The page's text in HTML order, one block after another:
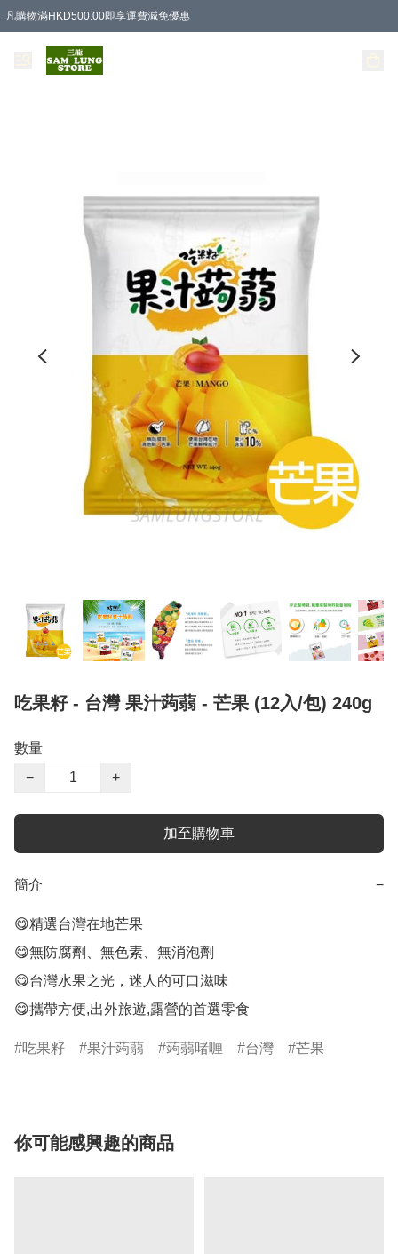
凡購物滿HKD500.00即享運費減免優惠
吃果籽 - 台灣 果汁蒟蒻 - 芒果 (12入/包) 240g
數量
−
+
加至購物車
簡介 −
😋精選台灣在地芒果
😋無防腐劑、無色素、無消泡劑
😋台灣水果之光，迷人的可口滋味
😋攜帶方便,出外旅遊,露營的首選零食
吃果籽 果汁蒟蒻 蒟蒻啫喱 台灣 芒果
你可能感興趣的商品